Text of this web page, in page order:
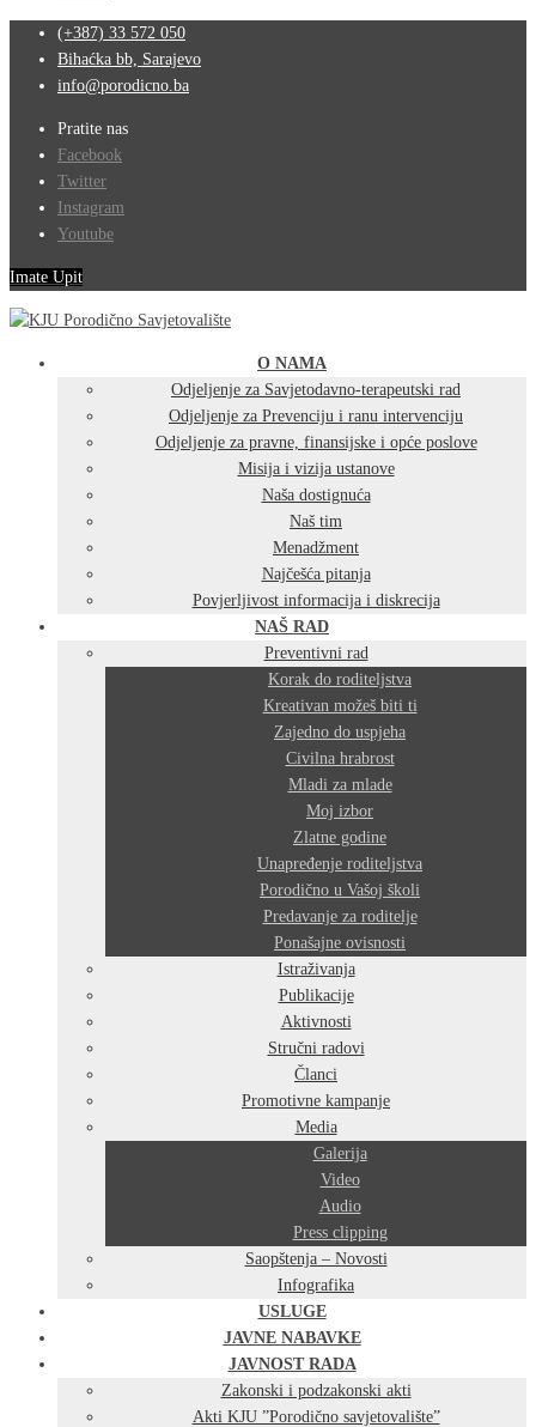
(+387) 33 572 050
Bihaćka bb, Sarajevo
info@porodicno.ba
Pratite nas
Facebook
Twitter
Instagram
Youtube
Imate Upit
O NAMA
Odjeljenje za Savjetodavno-terapeutski rad
Odjeljenje za Prevenciju i ranu intervenciju
Odjeljenje za pravne, finansijske i opće poslove
Misija i vizija ustanove
Naša dostignuća
Naš tim
Menadžment
Najčešća pitanja
Povjerljivost informacija i diskrecija
NAŠ RAD
Preventivni rad
Korak do roditeljstva
Kreativan možeš biti ti
Zajedno do uspjeha
Civilna hrabrost
Mladi za mlade
Moj izbor
Zlatne godine
Unapređenje roditeljstva
Porodično u Vašoj školi
Predavanje za roditelje
Ponašajne ovisnosti
Istraživanja
Publikacije
Aktivnosti
Stručni radovi
Članci
Promotivne kampanje
Media
Galerija
Video
Audio
Press clipping
Saopštenja – Novosti
Infografika
USLUGE
JAVNE NABAVKE
JAVNOST RADA
Zakonski i podzakonski akti
Akti KJU ”Porodično savjetovalište”